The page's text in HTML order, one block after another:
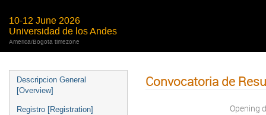
10-12 June 2026
Universidad de los Andes
America/Bogota timezone
Descripcion General
[Overview]
Registro [Registration]
Convocatoria de
Opening